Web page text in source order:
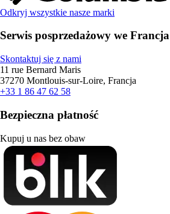
Odkryj wszystkie nasze marki
Serwis posprzedażowy we Francja
Skontaktuj się z nami
11 rue Bernard Maris
37270 Montlouis-sur-Loire, Francja
+33 1 86 47 62 58
Bezpieczna płatność
Kupuj u nas bez obaw